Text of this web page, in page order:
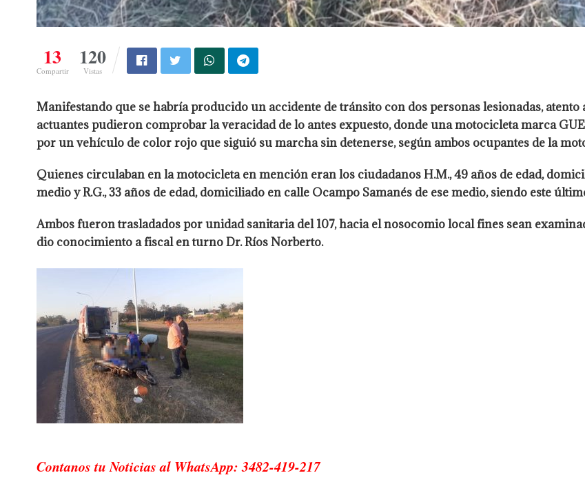
13
Compartir
120
Vistas
Manifestando que se habría producido un accidente de tránsito con dos personas lesionadas,
actuantes pudieron comprobar la veracidad de lo antes expuesto, donde una motocicleta marca
por un vehículo de color rojo que siguió su marcha sin detenerse, según ambos ocupantes de la
Quienes circulaban en la motocicleta en mención eran los ciudadanos H.M., 49 años de edad,
medio y R.G., 33 años de edad, domiciliado en calle Ocampo Samanés de ese medio, siendo este
Ambos fueron trasladados por unidad sanitaria del 107, hacia el nosocomio local fines sean
dio conocimiento a fiscal en turno Dr. Ríos Norberto.
Contanos tu Noticias al WhatsApp: 3482-419-217